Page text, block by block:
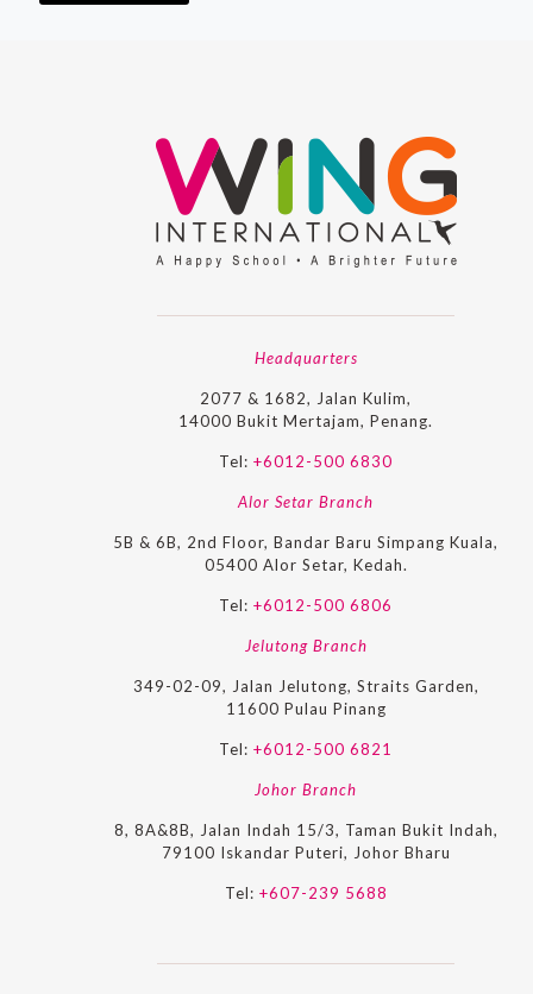
Headquarters
2077 & 1682, Jalan Kulim,
14000 Bukit Mertajam, Penang.
Tel: +6012-500 6830
Alor Setar Branch
5B & 6B, 2nd Floor, Bandar Baru Simpang Kuala,
05400 Alor Setar, Kedah.
Tel: +6012-500 6806
Jelutong Branch
349-02-09, Jalan Jelutong, Straits Garden,
11600 Pulau Pinang
Tel: +6012-500 6821
Johor Branch
8, 8A&8B, Jalan Indah 15/3, Taman Bukit Indah,
79100 Iskandar Puteri, Johor Bharu
Tel: +607-239 5688